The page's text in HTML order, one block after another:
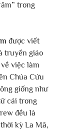
trong
được viết
truyền giáo
việc làm
Chúa Cứu
giống như
cái trong
đều là
kỳ La Mã,